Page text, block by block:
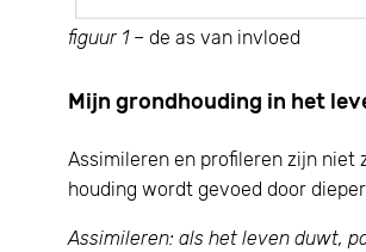
figuur 1– de as van invloed
Mijn grondhouding in het
Assimileren en profileren zijn niet
houding wordt gevoed door
Assimileren: als het leven duwt,